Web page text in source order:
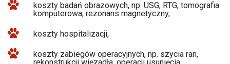
koszty badań obrazowych, np. USG, RTG, tomografia
komputerowa, rezonans magnetyczny,
koszty hospitalizacji,
koszty zabiegów operacyjnych, np. szycia ran,